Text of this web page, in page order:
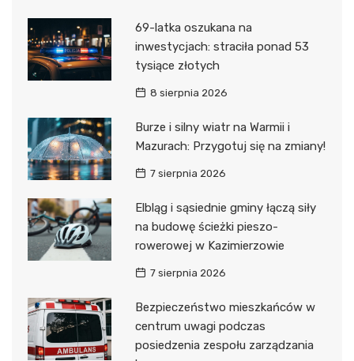
69-latka oszukana na
inwestycjach: straciła ponad 53
tysiące złotych
8 sierpnia 2026
Burze i silny wiatr na Warmii i
Mazurach: Przygotuj się na zmiany!
7 sierpnia 2026
Elbląg i sąsiednie gminy łączą siły
na budowę ścieżki pieszo-
rowerowej w Kazimierzowie
7 sierpnia 2026
Bezpieczeństwo mieszkańców w
centrum uwagi podczas
posiedzenia zespołu zarządzania